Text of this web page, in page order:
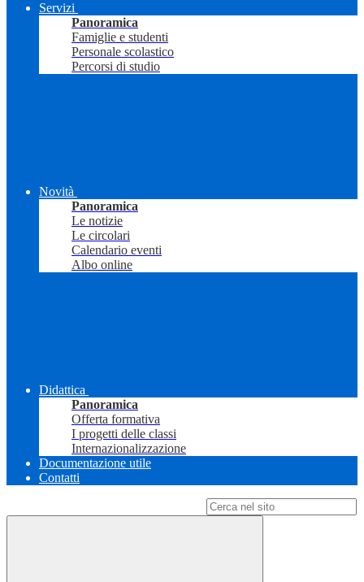
Servizi
Panoramica
Famiglie e studenti
Personale scolastico
Percorsi di studio
Novità
Panoramica
Le notizie
Le circolari
Calendario eventi
Albo online
Didattica
Panoramica
Offerta formativa
I progetti delle classi
Internazionalizzazione
Documentazione utile
Contatti